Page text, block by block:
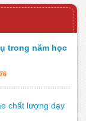
trong năm học
chất lượng dạy